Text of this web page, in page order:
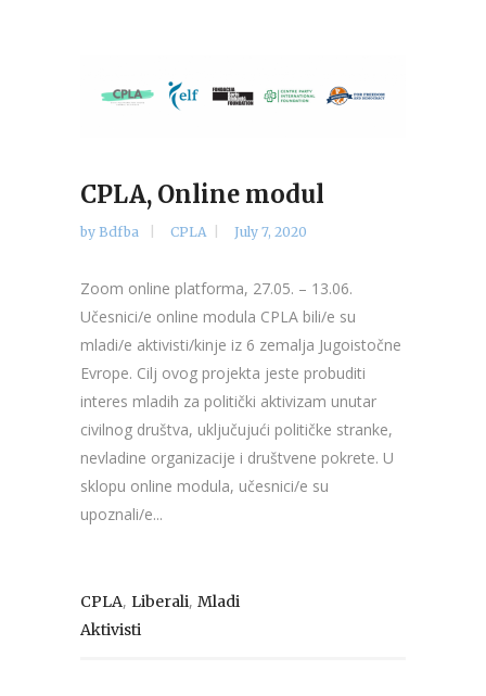
CPLA, Online modul
by Bdfba CPLA July 7, 2020
Zoom online platforma, 27.05. – 13.06.
Učesnici/e online modula CPLA bili/e su
mladi/e aktivisti/kinje iz 6 zemalja Jugoistočne
Evrope. Cilj ovog projekta jeste probuditi
interes mladih za politički aktivizam unutar
civilnog društva, uključujući političke stranke,
nevladine organizacije i društvene pokrete. U
sklopu online modula, učesnici/e su
upoznali/e...
CPLA, Liberali, Mladi
Aktivisti